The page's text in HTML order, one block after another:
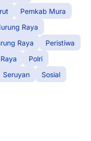
Pemkab Mura
Raya
Raya
Peristiwa
Polri
Seruyan
Sosial